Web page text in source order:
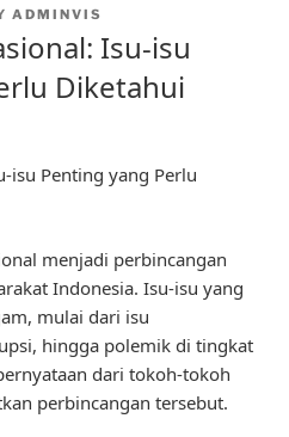
ADMINVIS
Isu-isu
Diketahui
isu Penting yang Perlu
menjadi perbincangan
Indonesia. Isu-isu yang
mulai dari isu
hingga polemik di tingkat
dari tokoh-tokoh
perbincangan tersebut.